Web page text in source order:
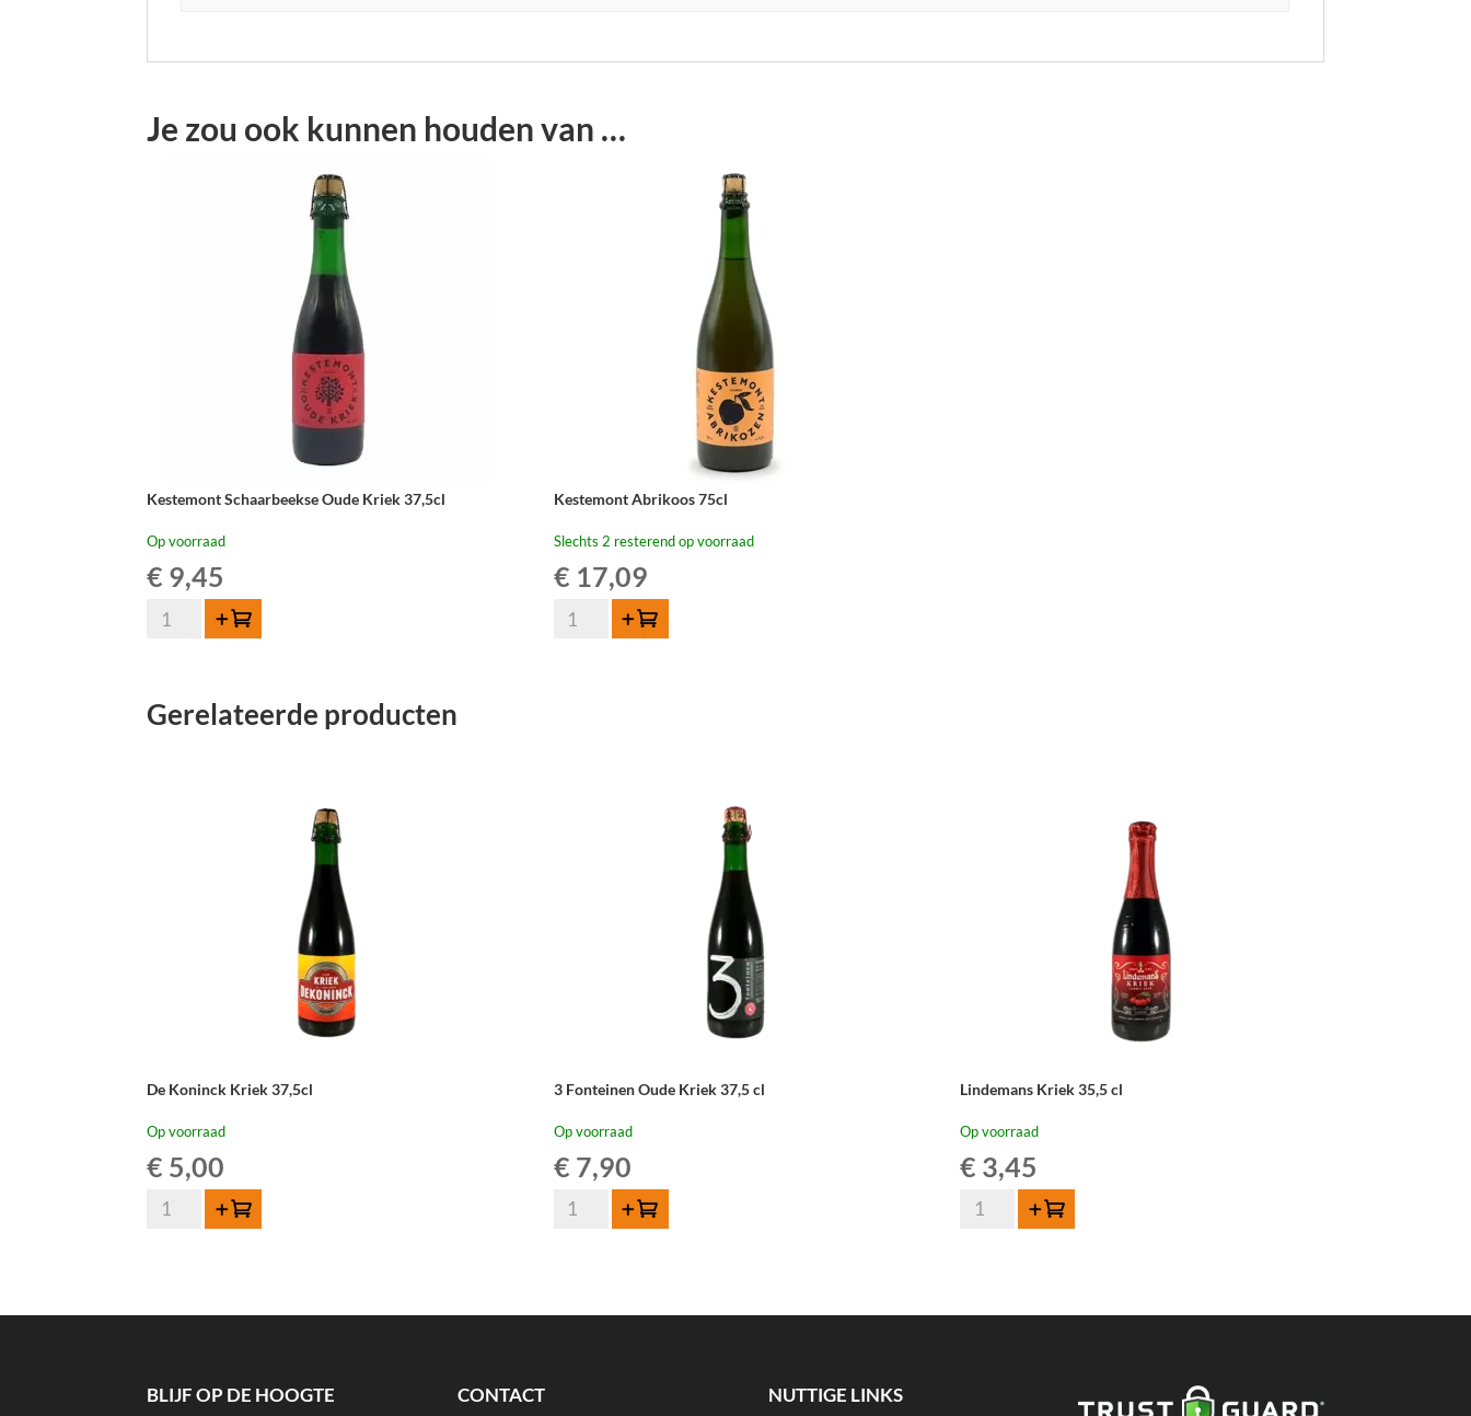
Je zou ook kunnen houden van …
Kestemont Schaarbeekse Oude Kriek 37,5cl
Op voorraad
€ 9,45
Kestemont
Schaarbeekse
37,5cl
Toevoegen
Kestemont Abrikoos 75cl
Slechts 2 resterend op voorraad
€ 17,09
Kestemont
Abrikoos
Toevoegen
Gerelateerde producten
De Koninck Kriek 37,5cl
Op voorraad
€ 5,00
De
Toevoegen
3 Fonteinen Oude Kriek 37,5 cl
Op voorraad
€ 7,90
Fonteinen
Toevoegen
Lindemans Kriek 35,5 cl
Op voorraad
€ 3,45
Lindemans Toevoegen
BLIJF OP DE HOOGTE CONTACT NUTTIGE LINKS